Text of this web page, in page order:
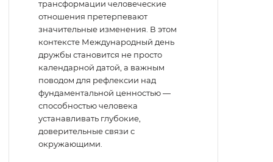
трансформации человеческие
отношения претерпевают
значительные изменения. В этом
контексте Международный день
дружбы становится не просто
календарной датой, а важным
поводом для рефлексии над
фундаментальной ценностью —
способностью человека
устанавливать глубокие,
доверительные связи с
окружающими.